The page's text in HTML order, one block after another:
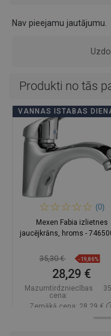
Nav pieejamu jautājumu.
Produkti no tās
VANNAS ISTABAS
(0)
Mexen Fabia izlietnes
jaucējkrāns, hroms -
35,30 € -19,86%
28,29 €
Mazumtirdzniecības
cena:
Zemākā cena: 28,29 €